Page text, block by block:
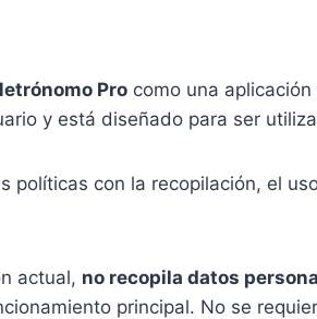
Pro como una
y está diseñado para ser
con la recopilación, el
actual, no recopila datos
principal. No se